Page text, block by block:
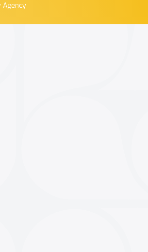
Agency